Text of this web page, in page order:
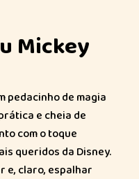
Mickey
pedacinho de magia
e cheia de
com o toque
queridos da Disney.
e, claro, espalhar